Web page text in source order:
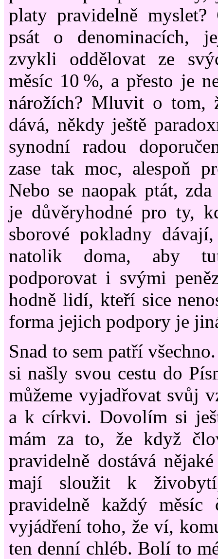
platy pravidelně myslet?
psát o denominacích,
zvykli oddělovat ze
měsíc 10 %, a přesto je
nárožích? Mluvit o tom,
dává, někdy ještě
synodní radou
zase tak moc, alespoň
Nebo se naopak ptát, zda
je důvěryhodné pro ty,
sborové pokladny
natolik doma, aby
podporovat i svými
hodně lidí, kteří sice
forma jejich podpory je
Snad to sem patří
si našly svou cestu do
můžeme vyjadřovat svůj
a k církvi. Dovolím si
mám za to, že když
pravidelně dostává
mají sloužit k
pravidelně každý měsíc
vyjádření toho, že ví,
ten denní chléb. Bolí to